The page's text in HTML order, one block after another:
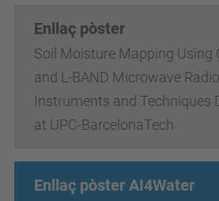
Enllaç pòster
Soil Moisture Mapping Using
and L-BAND Microwave
Instruments and Techniques
at UPC-BarcelonaTech
Enllaç pòster AI4Water